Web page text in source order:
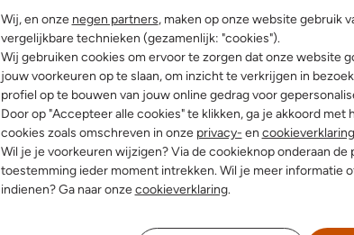
Wij, en onze negen partners, maken op onze website gebruik
vergelijkbare technieken (gezamenlijk: "cookies").
Wij gebruiken cookies om ervoor te zorgen dat onze website
jouw voorkeuren op te slaan, om inzicht te verkrijgen in
profiel op te bouwen van jouw online gedrag voor
Door op "Accepteer alle cookies" te klikken, ga je akkoord met
cookies zoals omschreven in onze privacy- en cookieverklaring
Wil je je voorkeuren wijzigen? Via de cookieknop onderaan de
toestemming ieder moment intrekken. Wil je meer informatie
indienen? Ga naar onzecookieverklaring.
Product
5 /5